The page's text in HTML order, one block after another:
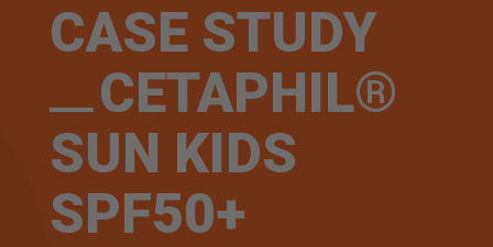
CASE STUDY
CETAPHIL®
SUN KIDS
SPF50+